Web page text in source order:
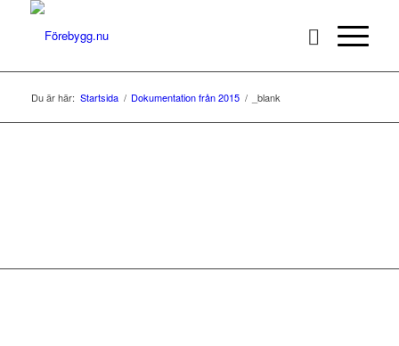
Du är här: Startsida / Dokumentation från 2015 / _blank